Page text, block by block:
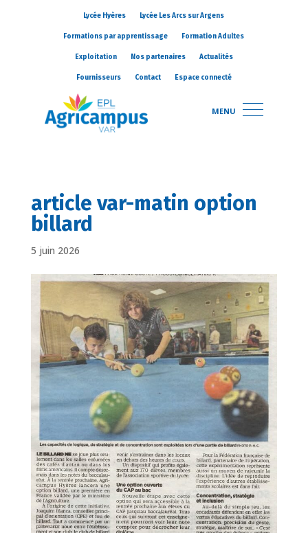
Lycée Hyères Lycée Les Arcs sur Argens
Formations par apprentissage Formation Adultes
Exploitation Nos partenaires Actualités
Fournisseurs Contact Espace connecté
MENU
article var-matin option
billard
5 juin 2026